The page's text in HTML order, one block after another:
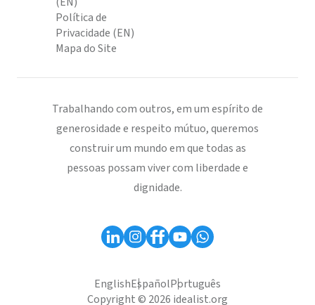
Política de
Privacidade (EN)
Mapa do Site
Trabalhando com outros, em um espírito de
generosidade e respeito mútuo, queremos
construir um mundo em que todas as
pessoas possam viver com liberdade e
dignidade.
EnglishEspañolPortuguês
Copyright © 2026 idealist.org